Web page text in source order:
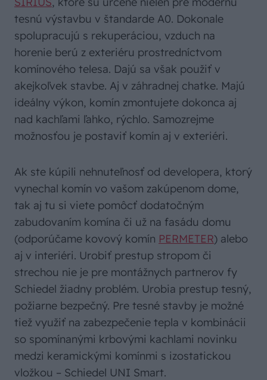
tesnú výstavbu v štandarde A0. Dokonale
spolupracujú s rekuperáciou, vzduch na
horenie berú z exteriéru prostredníctvom
komínového telesa. Dajú sa však použiť v
akejkoľvek stavbe. Aj v záhradnej chatke. Majú
ideálny výkon, komín zmontujete dokonca aj
nad kachľami ľahko, rýchlo. Samozrejme
možnosťou je postaviť komín aj v exteriéri.
Ak ste kúpili nehnuteľnosť od developera, ktorý
vynechal komín vo vašom zakúpenom dome,
tak aj tu si viete pomôcť dodatočným
zabudovaním komína či už na fasádu domu
(odporúčame kovový komín PERMETER) alebo
aj v interiéri. Urobiť prestup stropom či
strechou nie je pre montážnych partnerov fy
Schiedel žiadny problém. Urobia prestup tesný,
požiarne bezpečný. Pre tesné stavby je možné
tiež využiť na zabezpečenie tepla v kombinácii
so spomínanými krbovými kachlami novinku
medzi keramickými komínmi s izostatickou
vložkou – Schiedel UNI Smart.